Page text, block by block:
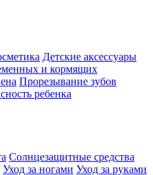
Детские аксессуары
и кормящих
Прорезывание зубов
ребенка
Солнцезащитные средства
Уход за ногами Уход за руками